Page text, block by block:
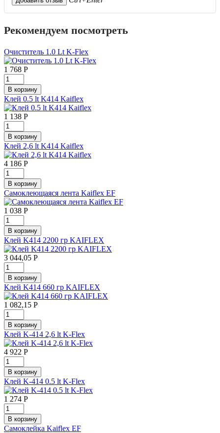
Рекомендуем посмотреть
Очиститель 1.0 Lt K-Flex
1 768 Р
Клей 0.5 lt K414 Kaiflex
1 138 Р
Клей 2,6 lt K414 Kaiflex
4 186 Р
Самоклеющаяся лента Kaiflex EF
1 038 Р
Клей K414 2200 гр KAIFLEX
3 044,05 Р
Клей K414 660 гр KAIFLEX
1 082,15 Р
Клей K-414 2,6 lt K-Flex
4 922 Р
Клей K-414 0.5 lt K-Flex
1 274 Р
Самоклейка Kaiflex EF